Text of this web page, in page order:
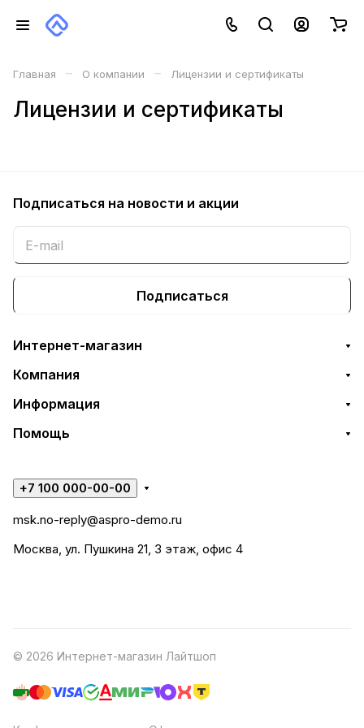
Главная – О компании – Лицензии и сертификаты
Лицензии и сертификаты
Подписаться на новости и акции
Подписаться
Интернет-магазин
Компания
Информация
Помощь
+7 100 000-00-00
msk.no-reply@aspro-demo.ru
Москва, ул. Пушкина 21, 3 этаж, офис 4
© 2026 Интернет-магазин Лайтшоп